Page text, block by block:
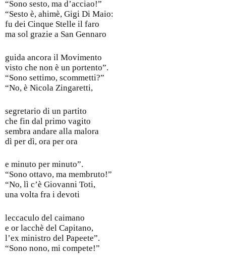
“Sono sesto, ma d’acciao!”
“Sesto è, ahimè, Gigi Di Maio:
fu dei Cinque Stelle il faro
ma sol grazie a San Gennaro
guida ancora il Movimento
visto che non è un portento”.
“Sono settimo, scommetti?”
“No, è Nicola Zingaretti,
segretario di un partito
che fin dal primo vagito
sembra andare alla malora
dì per dì, ora per ora
e minuto per minuto”.
“Sono ottavo, ma membruto!”
“No, lì c’è Giovanni Toti,
una volta fra i devoti
leccaculo del caimano
e or lacchè del Capitano,
l’ex ministro del Papeete”.
“Sono nono, mi compete!”